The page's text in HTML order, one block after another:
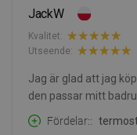
JackW
Kvalitet:
Utseende:
Jag är glad att jag
den passar mitt
Fördelar: